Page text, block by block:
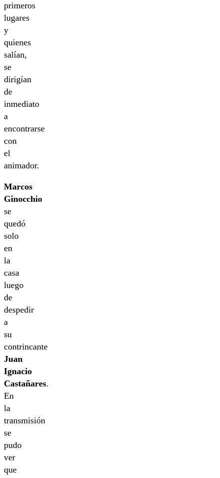
primeros
lugares
y
quienes
salían,
se
dirigían
de
inmediato
a
encontrarse
con
el
animador.
Marcos
Ginocchio
se
quedó
solo
en
la
casa
luego
de
despedir
a
su
contrincante
Juan
Ignacio
Castañares.
En
la
transmisión
se
pudo
ver
que